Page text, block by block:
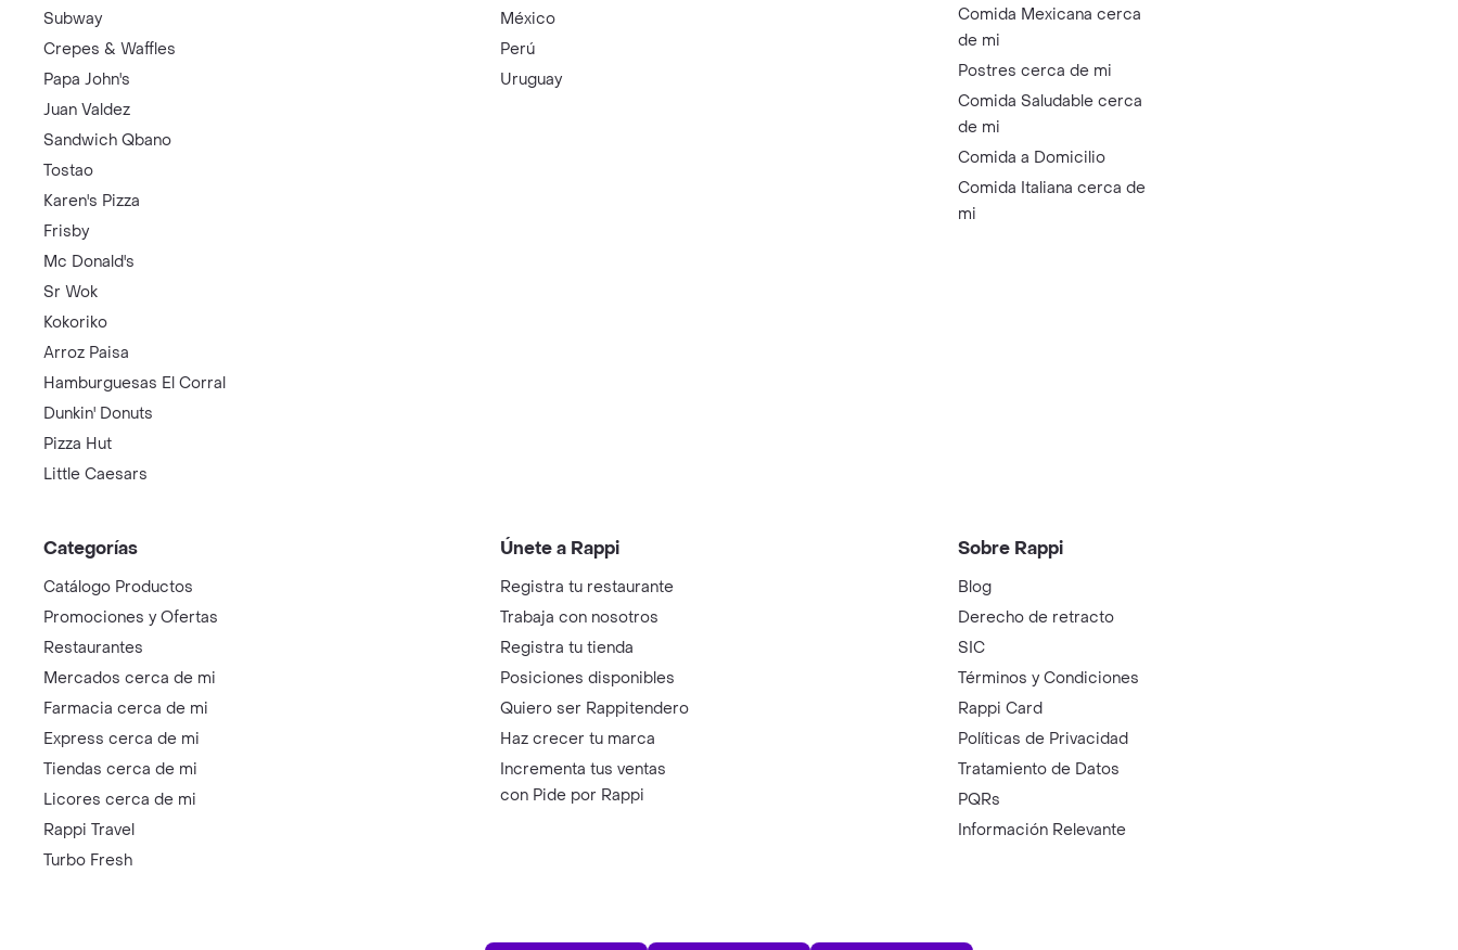
Subway
Crepes & Waffles
Papa John's
Juan Valdez
Sandwich Qbano
Tostao
Karen's Pizza
Frisby
Mc Donald's
Sr Wok
Kokoriko
Arroz Paisa
Hamburguesas El Corral
Dunkin' Donuts
Pizza Hut
Little Caesars
México
Perú
Uruguay
Comida Mexicana cerca
de mi
Postres cerca de mi
Comida Saludable cerca
de mi
Comida a Domicilio
Comida Italiana cerca de
mi
Categorías
Catálogo Productos
Promociones y Ofertas
Restaurantes
Mercados cerca de mi
Farmacia cerca de mi
Express cerca de mi
Tiendas cerca de mi
Licores cerca de mi
Rappi Travel
Turbo Fresh
Únete a Rappi
Registra tu restaurante
Trabaja con nosotros
Registra tu tienda
Posiciones disponibles
Quiero ser Rappitendero
Haz crecer tu marca
Incrementa tus ventas
con Pide por Rappi
Sobre Rappi
Blog
Derecho de retracto
SIC
Términos y Condiciones
Rappi Card
Políticas de Privacidad
Tratamiento de Datos
PQRs
Información Relevante